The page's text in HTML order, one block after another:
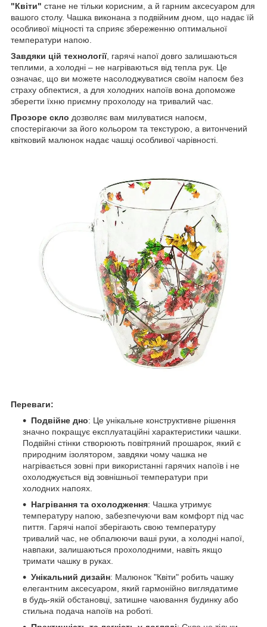
"Квіти" стане не тільки корисним, а й гарним аксесуаром для
вашого столу. Чашка виконана з подвійним дном, що надає їй
особливої ​​міцності та сприяє збереженню оптимальної
температури напою.
Завдяки цій технології, гарячі напої довго залишаються
теплими, а холодні – не нагріваються від тепла рук. Це
означає, що ви можете насолоджуватися своїм напоєм без
страху обпектися, а для холодних напоїв вона допоможе
зберегти їхню приємну прохолоду на тривалий час.
Прозоре скло дозволяє вам милуватися напоєм,
спостерігаючи за його кольором та текстурою, а витончений
квітковий малюнок надає чашці особливої ​​чарівності.
Переваги:
Подвійне дно: Це унікальне конструктивне рішення
значно покращує експлуатаційні характеристики чашки.
Подвійні стінки створюють повітряний прошарок, який є
природним ізолятором, завдяки чому чашка не
нагрівається зовні при використанні гарячих напоїв і не
охолоджується від зовнішньої температури при
холодних напоях.
Нагрівання та охолодження: Чашка утримує
температуру напою, забезпечуючи вам комфорт під час
пиття. Гарячі напої зберігають свою температуру
тривалий час, не обпалюючи ваші руки, а холодні напої,
навпаки, залишаються прохолодними, навіть якщо
тримати чашку в руках.
Унікальний дизайн: Малюнок "Квіти" робить чашку
елегантним аксесуаром, який гармонійно виглядатиме
в будь-якій обстановці, затишне чаювання будинку або
стильна подача напоїв на роботі.